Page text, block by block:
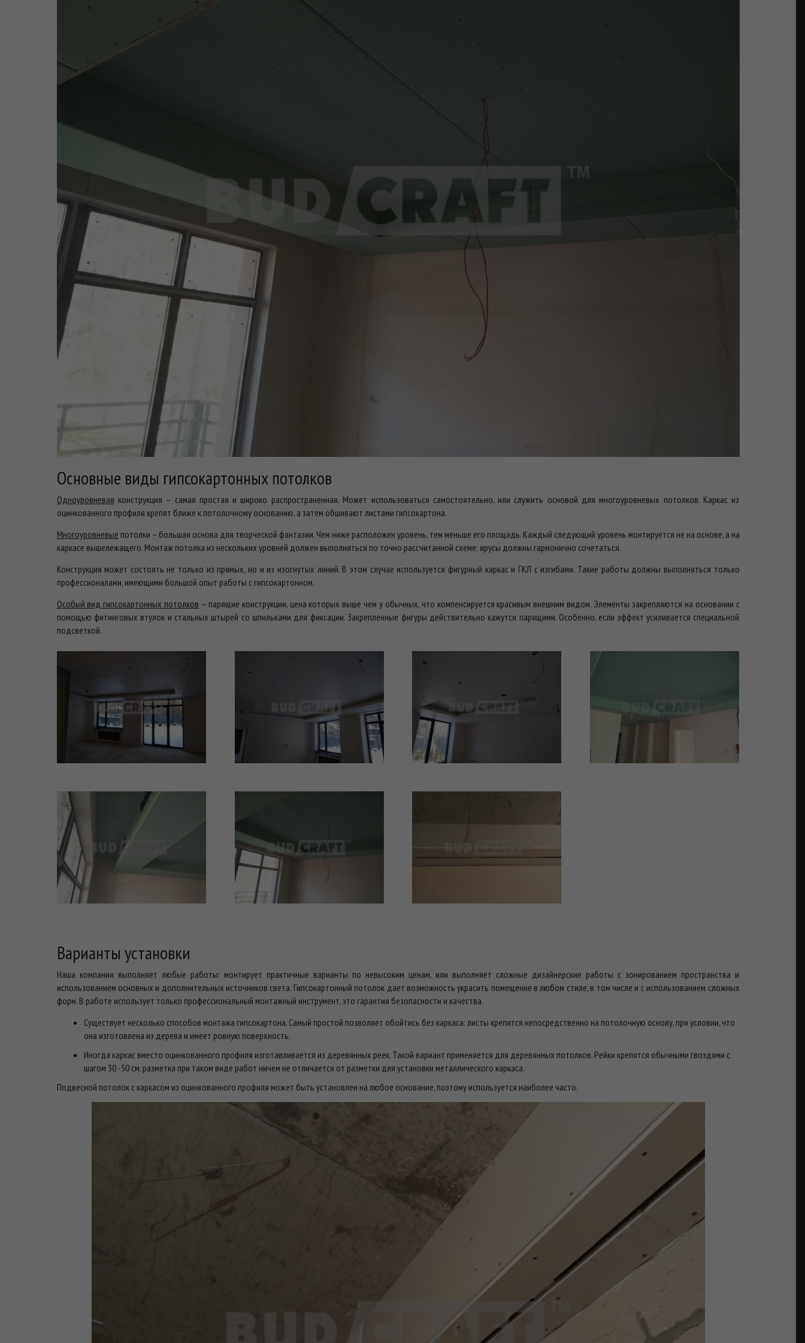
Основные виды гипсокартонных потолков
Одноуровневая конструкция – самая простая и широко распространенная. Может использоваться самостоятельно, или служить основой для многоуровневых потолков. Каркас из
оцинкованного профиля крепят ближе к потолочному основанию, а затем обшивают листами гипсокартона.
Многоуровневые потолки – большая основа для творческой фантазии. Чем ниже расположен уровень, тем меньше его площадь. Каждый следующий уровень монтируется не на основе, а на
каркасе вышележащего. Монтаж потолка из нескольких уровней должен выполняться по точно рассчитанной схеме: ярусы должны гармонично сочетаться.
Конструкция может состоять не только из прямых, но и из изогнутых линий. В этом случае используется фигурный каркас и ГКЛ с изгибами. Такие работы должны выполняться только
профессионалами, имеющими большой опыт работы с гипсокартонном.
Особый вид гипсокартонных потолков – парящие конструкции, цена которых выше чем у обычных, что компенсируется красивым внешним видом. Элементы закрепляются на основании с
помощью фитинговых втулок и стальных штырей со шпильками для фиксации. Закрепленные фигуры действительно кажутся парящими. Особенно, если эффект усиливается специальной
подсветкой.
Варианты установки
Наша компания выполняет любые работы: монтирует практичные варианты по невысоким ценам, или выполняет сложные дизайнерские работы с зонированием пространства и
использованием основных и дополнительных источников света. Гипсокартонный потолок дает возможность украсить помещение в любом стиле, в том числе и с использованием сложных
форм. В работе использует только профессиональный монтажный инструмент, это гарантия безопасности и качества.
Существует несколько способов монтажа гипсокартона. Самый простой позволяет обойтись без каркаса: листы крепятся непосредственно на потолочную основу, при условии, что
она изготовлена из дерева и имеет ровную поверхность.
Иногда каркас вместо оцинкованного профиля изготавливается из деревянных реек. Такой вариант применяется для деревянных потолков. Рейки крепятся обычными гвоздями с
шагом 30 -50 см. разметка при таком виде работ ничем не отличается от разметки для установки металлического каркаса.
Подвесной потолок с каркасом из оцинкованного профиля может быть установлен на любое основание, поэтому используется наиболее часто.